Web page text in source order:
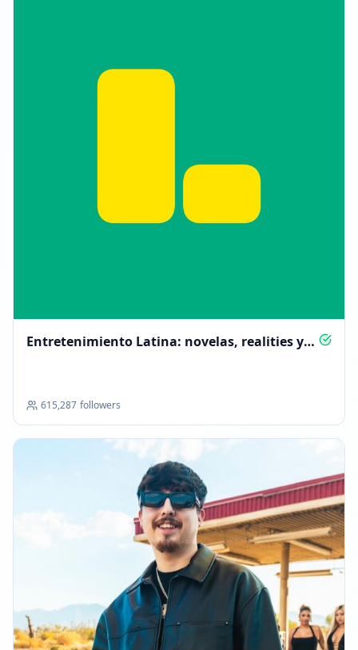
Entretenimiento Latina: novelas, realities y
615,287 followers